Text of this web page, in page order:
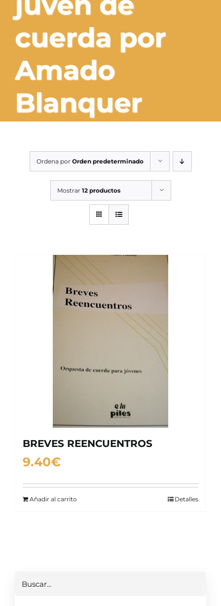
SERVICIOS TALLER
OCASIÓN
SERVICIOS TALLER
OCASIÓN
cuerda por
Amado
Blanquer
Ordena por Orden predeterminado
Mostrar 12 productos
BREVES REENCUENTROS
9.40€
Añadir al carrito Detalles